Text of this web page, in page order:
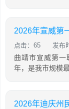
点击：65 发布
曲靖市宣威第
年，是我市规模